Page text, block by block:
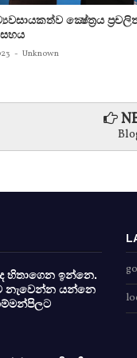
ක්‍ෂේත්‍රය
- Unknown
හිතාගෙන ඉන්නෙ.
නැවෙන්න යන්නෙ